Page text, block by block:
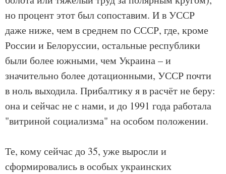
но процент этот был сопоставим. И в УССР
даже ниже, чем в среднем по СССР, где, кроме
России и Белоруссии, остальные республики
были более южными, чем Украина – и
значительно более дотационными, УССР почти
в ноль выходила. Прибалтику я в расчёт не беру:
она и сейчас не с нами, и до 1991 года работала
"витриной социализма" на особом положении.
Те, кому сейчас до 35, уже выросли и
сформировались в особых украинских